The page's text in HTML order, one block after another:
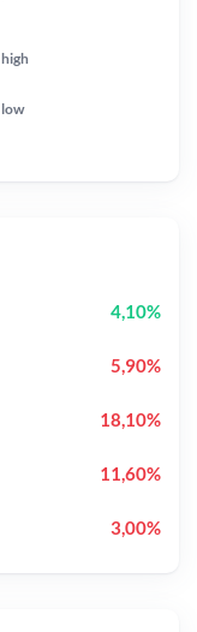
high
low
4,10%
5,90%
18,10%
11,60%
3,00%